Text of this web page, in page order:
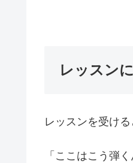
レッスン
レッスンを受け
「ここはこう弾く